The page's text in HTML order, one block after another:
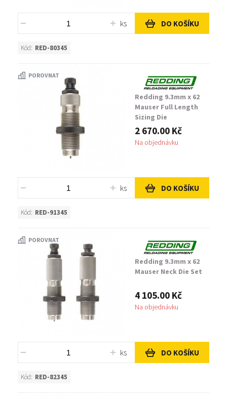
ks DO KOŠÍKU
Kód: RED-80345
POROVNAT
Redding 9.3mm x 62
Mauser Full Length
Sizing Die
2 670.00 Kč
Na objednávku
ks DO KOŠÍKU
Kód: RED-91345
POROVNAT
Redding 9.3mm x 62
Mauser Neck Die Set
4 105.00 Kč
Na objednávku
ks DO KOŠÍKU
Kód: RED-82345